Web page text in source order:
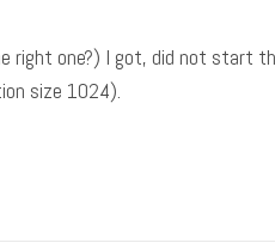
right one?) I got, did not start
size 1024).